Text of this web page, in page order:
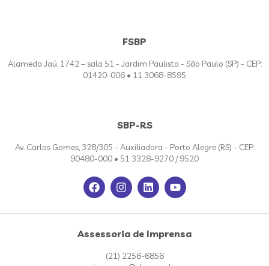
FSBP
Alameda Jaú, 1742 – sala 51 - Jardim Paulista - São Paulo (SP) - CEP:
01420-006 • 11 3068-8595
SBP-RS
Av. Carlos Gomes, 328/305 - Auxiliadora - Porto Alegre (RS) - CEP:
90480-000 • 51 3328-9270 / 9520
Assessoria de Imprensa
(21) 2256-6856